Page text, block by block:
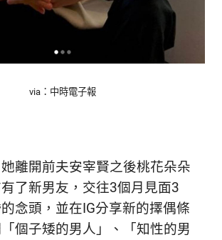
via：中時電子報
離開前夫安宰賢之後桃花朵朵
了新男友，交往3個月見面3
念頭，並在IG分享新的擇偶條
個子矮的男人」、「知性的男